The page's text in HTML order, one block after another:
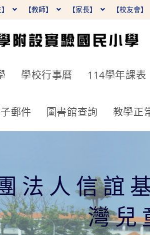
【教師】 【家長】 【校友會】
學校行事曆 114學年課表
郵件 圖書館查詢 教學正
法人信誼
灣兒